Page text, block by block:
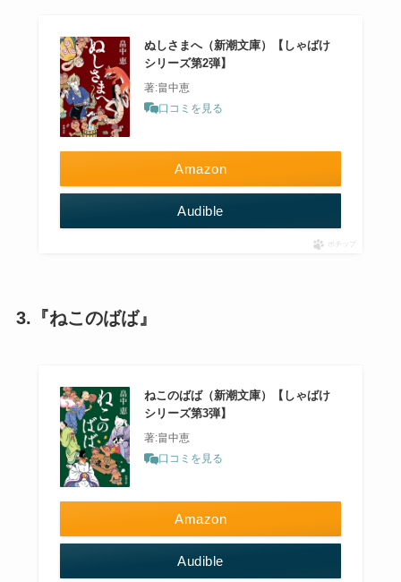
ぬしさまへ（新潮文庫）【しゃばけ
シリーズ第2弾】
著:畠中恵
口コミを見る
Amazon
Audible
ポチップ
3.『ねこのばば』
ねこのばば（新潮文庫）【しゃばけ
シリーズ第3弾】
著:畠中恵
口コミを見る
Amazon
Audible